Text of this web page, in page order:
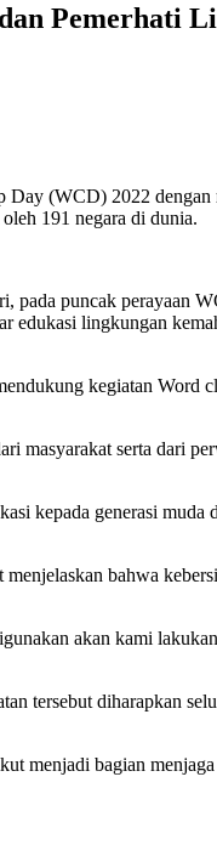
Pemerhati
(WCD) 2022 dengan
191 negara di dunia.
pada puncak perayaan
edukasi lingkungan
kegiatan Word
serta dari
kepada generasi muda
bahwa
akan kami
tersebut diharapkan
menjadi bagian